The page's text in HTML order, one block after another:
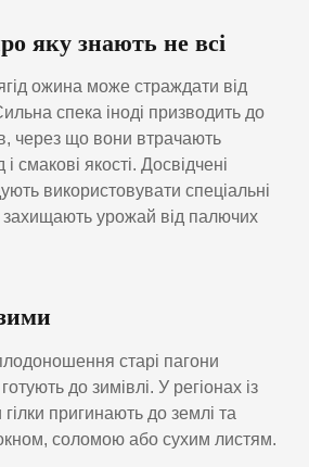
яку знають не всі
ожина може страждати від
спека іноді призводить до
через що вони втрачають
смакові якості. Досвідчені
використовувати спеціальні
захищають урожай від палючих
старі пагони
до зимівлі. У регіонах із
пригинають до землі та
соломою або сухим листям.